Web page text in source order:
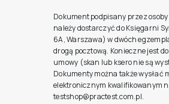
Dokument podpisany przez
należy dostarczyć do Księgarni
6A, Warszawa) w dwóch
drogą pocztową. Konieczne jest
umowy (skan lub ksero nie są
Dokumenty można także wysłać
elektronicznym kwalifikowanym
testshop@practest.com.pl.